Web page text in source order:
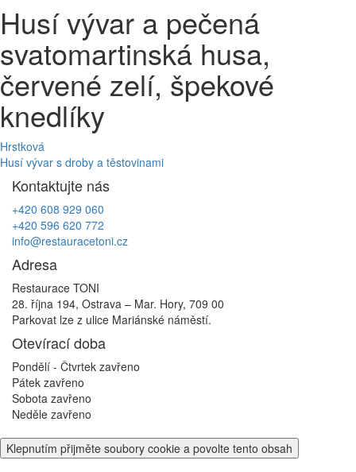
Husí vývar a pečená
svatomartinská husa,
červené zelí, špekové
knedlíky
Navigace
pro
příspěvek
Hrstková
Husí vývar s droby a těstovinami
Kontaktujte nás
+420 608 929 060
+420 596 620 772
info@restauracetoni.cz
Adresa
Restaurace TONI
28. října 194, Ostrava – Mar. Hory, 709 00
Parkovat lze z ulice Mariánské náměstí.
Otevírací doba
Pondělí - Čtvrtek zavřeno
Pátek zavřeno
Sobota zavřeno
Neděle zavřeno
Klepnutím přijměte soubory cookie a povolte tento obsah